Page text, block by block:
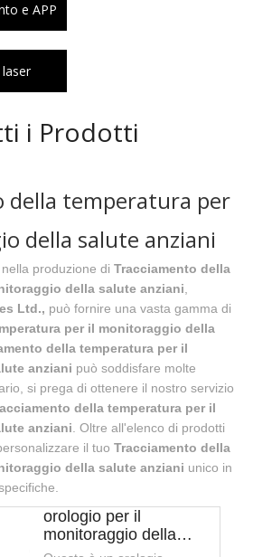
e APP
i Prodotti
della temperatura per
della salute anziani
produzione di Tracciamento della
della salute anziani
Ltd., può fornire una vasta gamma di
per il monitoraggio della
della temperatura per il
anziani può soddisfare molte
si prega di ottenere il nostro servizio
della temperatura per il
anziani . Oltre all'elenco di prodotti
il tuo Tracciamento della
della salute anziani unico in
orologio per il
monitoraggio della
temperatura per il